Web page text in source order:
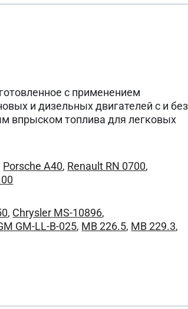
с применением
и дизельных двигателей с и без
впрыском топлива для легковых
Porsche A40, Renault RN 0700,
, Chrysler MS-10896,
GM-LL-B-025, MB 226.5, MB 229.3,